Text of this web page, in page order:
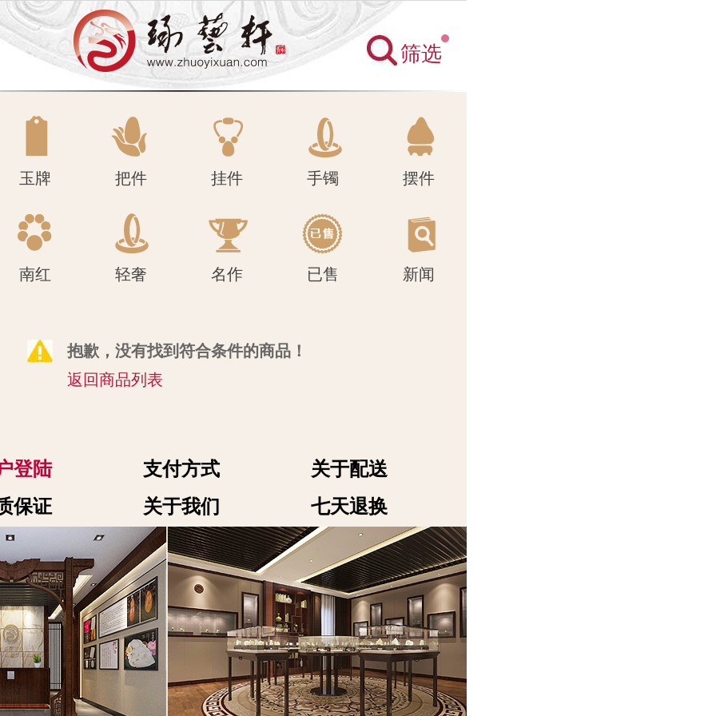
南红 轻奢 名作 已售 新闻
筛选
玉牌 把件 挂件 手镯 摆件
南红 轻奢 名作 已售 新闻
抱歉，没有找到符合条件的商品！
返回商品列表
登陆 支付方式
关于配送
保证
关于我们 七天退换